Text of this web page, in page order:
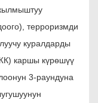
терроризмди
куралдарды
каршы күрөшүү
3-раундуна